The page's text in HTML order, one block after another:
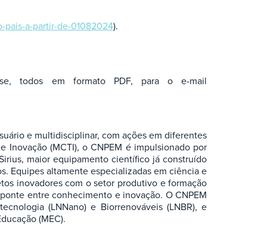
pais-a-partir-de-01082024).
todos em formato PDF, para o e-mail
e multidisciplinar, com ações em diferentes
Inovação (MCTI), o CNPEM é impulsionado por
maior equipamento científico já construído
Equipes altamente especializadas em ciência e
inovadores com o setor produtivo e formação
entre conhecimento e inovação. O CNPEM
(LNNano) e Biorrenováveis (LNBR), e
(MEC).